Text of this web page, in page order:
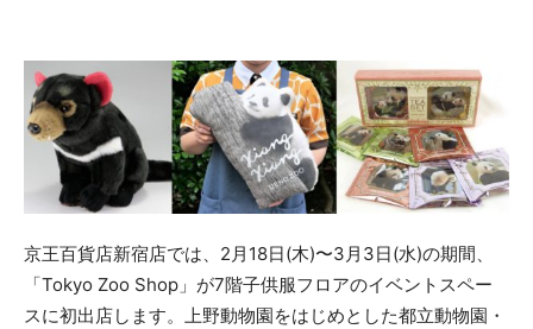
京王百貨店新宿店では、2月18日(木)〜3月3日(水)の期間、
「Tokyo Zoo Shop」が7階子供服フロアのイベントスペー
スに初出店します。上野動物園をはじめとした都立動物園・